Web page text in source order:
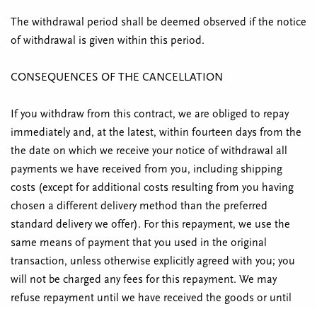
The withdrawal period shall be deemed observed if the notice
of withdrawal is given within this period.
CONSEQUENCES OF THE CANCELLATION
If you withdraw from this contract, we are obliged to repay
immediately and, at the latest, within fourteen days from the
the date on which we receive your notice of withdrawal all
payments we have received from you, including shipping
costs (except for additional costs resulting from you having
chosen a different delivery method than the preferred
standard delivery we offer). For this repayment, we use the
same means of payment that you used in the original
transaction, unless otherwise explicitly agreed with you; you
will not be charged any fees for this repayment. We may
refuse repayment until we have received the goods or until